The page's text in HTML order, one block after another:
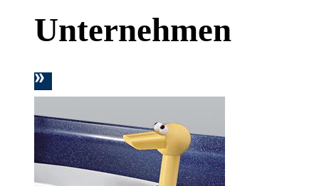
Unternehmen